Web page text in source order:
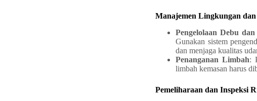
Manajemen Lingkungan
Pengelolaan Debu
Gunakan sistem
dan menjaga kualitas
Penanganan Limbah:
limbah kemasan harus
Pemeliharaan dan Inspeksi